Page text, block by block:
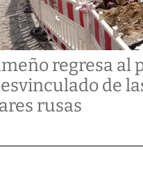
regresa al
de
rusas